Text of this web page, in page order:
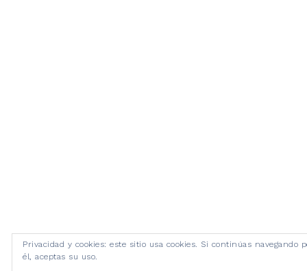
Privacidad y cookies: este sitio usa cookies. Si continúas navegando
él, aceptas su uso.